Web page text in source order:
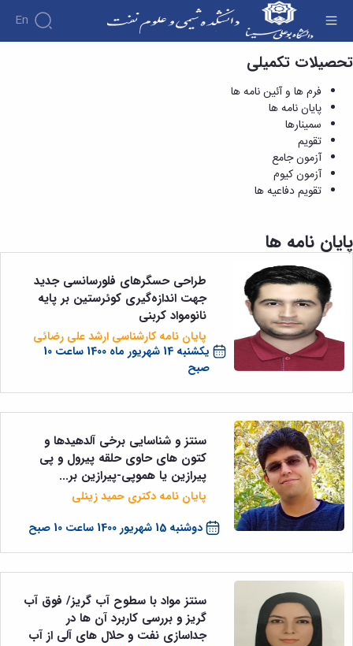
En
پایان نامه ها - دانشکده شیمی و علوم نفت
تحصیلات تکمیلی
فرم ها و آئین نامه ها
پایان نامه ها
سمینارها
تقویم
آزمون جامع
آزمون کیوم
تقویم دفاعیه ها
پایان نامه ها
یکشنبه 14 شهریور ماه 1400 ساعت 10
صبح
طراحی حسگرهای فلورسانسی جدید
جهت اندازه‌گیری کوئرستین بر پایه
نانومواد کربنی
پایان نامه کارشناسی ارشد علی رضائی
دوشنبه 15 شهریور 1400 ساعت 10 صبح
سنتز و شناسایی برخی آلدهیدها و
کتون های حاوی حلقه پیرول و پی
پیرازین یا هموپی-پیرازین بر...
پایان نامه دکتری حمید زینلی
سنتز مواد با سطوح آب گریز/ فوق آب
گریز و بررسی کاربرد آن ها در
جداسازی نفت و حلال های آلی از آب